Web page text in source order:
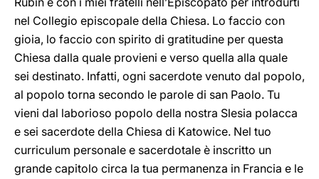
nel Collegio episcopale della Chiesa. Lo faccio con
gioia, lo faccio con spirito di gratitudine per questa
Chiesa dalla quale provieni e verso quella alla quale
sei destinato. Infatti, ogni sacerdote venuto dal popolo,
al popolo torna secondo le parole di san Paolo. Tu
vieni dal laborioso popolo della nostra Slesia polacca
e sei sacerdote della Chiesa di Katowice. Nel tuo
curriculum personale e sacerdotale è inscritto un
grande capitolo circa la tua permanenza in Francia e le